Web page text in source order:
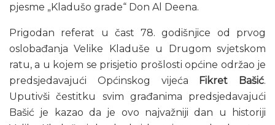
pjesme „Kladušo grade“ Don Al Deena.
Prigodan referat u čast 78. godišnjice od prvog
oslobađanja Velike Kladuše u Drugom svjetskom
ratu, a u kojem se prisjetio prošlosti općine održao je
predsjedavajući Općinskog vijeća Fikret Bašić.
Uputivši čestitku svim građanima predsjedavajući
Bašić je kazao da je ovo najvažniji dan u historiji